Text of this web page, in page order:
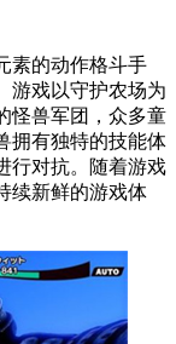
素的动作格斗手
游戏以守护农场为
怪兽军团，众多童
拥有独特的技能体
行对抗。随着游戏
续新鲜的游戏体